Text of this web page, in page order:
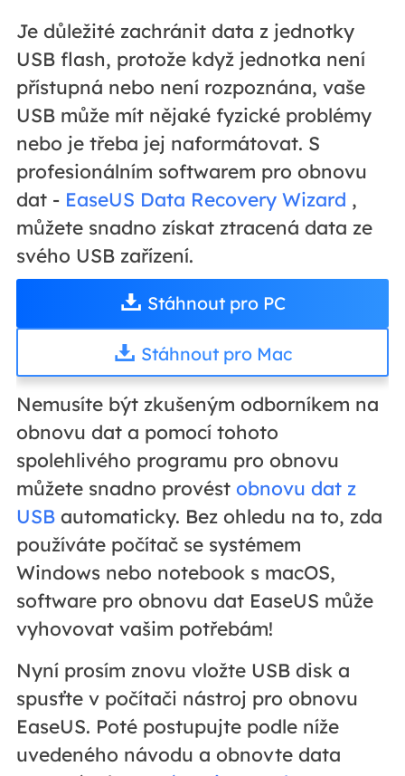
Je důležité zachránit data z jednotky
USB flash, protože když jednotka není
přístupná nebo není rozpoznána, vaše
USB může mít nějaké fyzické problémy
nebo je třeba jej naformátovat. S
profesionálním softwarem pro obnovu
dat - EaseUS Data Recovery Wizard ,
můžete snadno získat ztracená data ze
svého USB zařízení.
Stáhnout pro PC
Stáhnout pro Mac
Nemusíte být zkušeným odborníkem na
obnovu dat a pomocí tohoto
spolehlivého programu pro obnovu
můžete snadno provést obnovu dat z
USBautomaticky. Bez ohledu na to, zda
používáte počítač se systémem
Windows nebo notebook s macOS,
software pro obnovu dat EaseUS může
vyhovovat vašim potřebám!
Nyní prosím znovu vložte USB disk a
spusťte v počítači nástroj pro obnovu
EaseUS. Poté postupujte podle níže
uvedeného návodu a obnovte data